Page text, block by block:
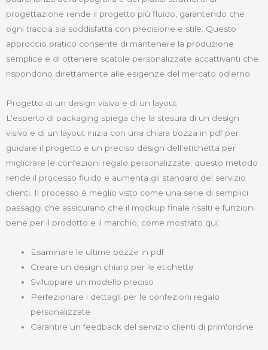
progettazione rende il progetto più fluido, garantendo che
ogni traccia sia soddisfatta con precisione e stile. Questo
approccio pratico consente di mantenere la produzione
semplice e di ottenere scatole personalizzate accattivanti che
rispondono direttamente alle esigenze del mercato odierno.
Progetto di un design visivo e di un layout
L'esperto di packaging spiega che la stesura di un design
visivo e di un layout inizia con una chiara bozza in pdf per
guidare il progetto e un preciso design dell'etichetta per
migliorare le confezioni regalo personalizzate; questo metodo
rende il processo fluido e aumenta gli standard del servizio
clienti. Il processo è meglio visto come una serie di semplici
passaggi che assicurano che il mockup finale risalti e funzioni
bene per il prodotto e il marchio, come mostrato qui:
Esaminare le ultime bozze in pdf
Creare un design chiaro per le etichette
Sviluppare un modello preciso
Perfezionare i dettagli per le confezioni regalo
personalizzate
Garantire un feedback del servizio clienti di prim'ordine